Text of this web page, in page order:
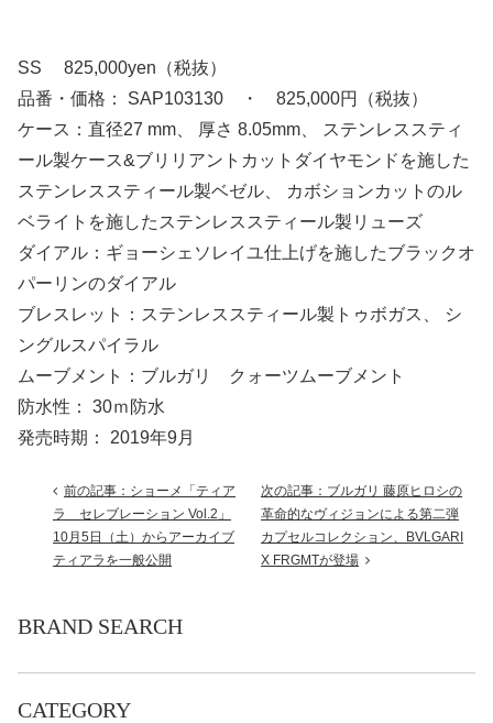
SS 825,000yen（税抜）
品番・価格： SAP103130 ・ 825,000円（税抜）
ケース：直径27 mm、 厚さ 8.05mm、 ステンレススティ
ール製ケース&ブリリアントカットダイヤモンドを施した
ステンレススティール製ベゼル、 カボションカットのル
ベライトを施したステンレススティール製リューズ
ダイアル：ギョーシェソレイユ仕上げを施したブラックオ
パーリンのダイアル
ブレスレット：ステンレススティール製トゥボガス、 シ
ングルスパイラル
ムーブメント：ブルガリ クォーツムーブメント
防水性： 30ｍ防水
発売時期： 2019年9月
前の記事：ショーメ「ティア
ラ セレブレーション Vol.2」
10月5日（土）からアーカイブ
ティアラを一般公開
次の記事：ブルガリ 藤原ヒロシの
革命的なヴィジョンによる第二弾
カプセルコレクション、BVLGARI
X FRGMTが登場
BRAND SEARCH
CATEGORY